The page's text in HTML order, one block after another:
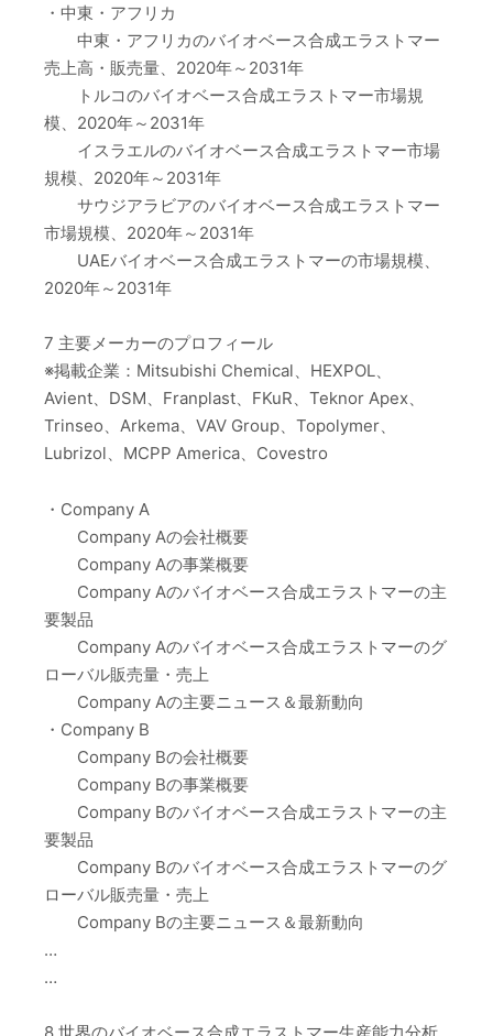
・中東・アフリカ
中東・アフリカのバイオベース合成エラストマー
売上高・販売量、2020年～2031年
トルコのバイオベース合成エラストマー市場規
模、2020年～2031年
イスラエルのバイオベース合成エラストマー市場
規模、2020年～2031年
サウジアラビアのバイオベース合成エラストマー
市場規模、2020年～2031年
UAEバイオベース合成エラストマーの市場規模、
2020年～2031年
7 主要メーカーのプロフィール
※掲載企業：Mitsubishi Chemical、HEXPOL、
Avient、DSM、Franplast、FKuR、Teknor Apex、
Trinseo、Arkema、VAV Group、Topolymer、
Lubrizol、MCPP America、Covestro
・Company A
Company Aの会社概要
Company Aの事業概要
Company Aのバイオベース合成エラストマーの主
要製品
Company Aのバイオベース合成エラストマーのグ
ローバル販売量・売上
Company Aの主要ニュース＆最新動向
・Company B
Company Bの会社概要
Company Bの事業概要
Company Bのバイオベース合成エラストマーの主
要製品
Company Bのバイオベース合成エラストマーのグ
ローバル販売量・売上
Company Bの主要ニュース＆最新動向
…
…